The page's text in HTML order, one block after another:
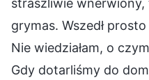
grymas. Wszedł
Nie wiedziałam, o
Gdy dotarliśmy do